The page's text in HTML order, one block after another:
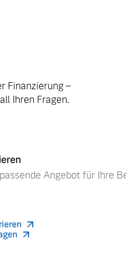
Finanzierung –
Ihren Fragen.
Angebot für Ihre